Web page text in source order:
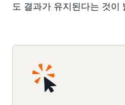
도 결과가 유지된다는 것이